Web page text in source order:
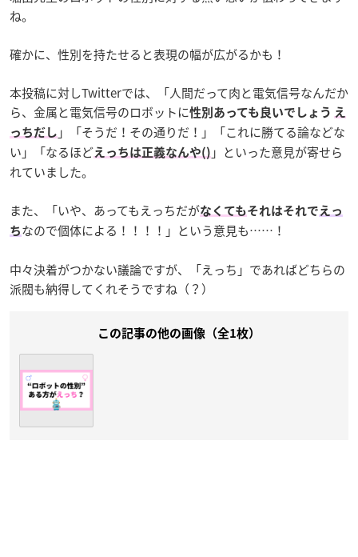
ね。
確かに、性別を持たせると表現の幅が広がるかも！
本投稿に対しTwitterでは、「人間だって肉と電気信号なんだか
ら、金属と電気信号のロボットに性別あっても良いでしょう え
っちだし 」「そうだ！その通りだ！」「これに勝てる論などな
い」「なるほどえっちは正義なんや() 」といった意見が寄せら
れていました。
また、「いや、あってもえっちだがなくてもそれはそれで えっ
ち なので個体による！！！！」という意見も……！
中々決着がつかない議論ですが、「えっち」であればどちらの
派閥も納得してくれそうですね（？）
この記事の他の画像（全1枚）